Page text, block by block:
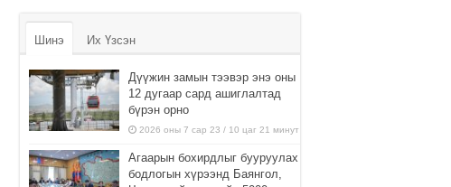
Шинэ Их Үзсэн
Дүүжин замын тээвэр энэ оны
12 дугаар сард ашиглалтад
бүрэн орно
2026 оны 7 сар 23 / 10 цаг 21 минут
Агаарын бохирдлыг бууруулах
бодлогын хүрээнд Баянгол,